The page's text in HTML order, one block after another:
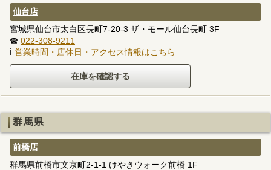
仙台店
宮城県仙台市太白区長町7-20-3 ザ・モール仙台長町 3F
☎ 022-308-9211
ℹ 営業時間・店休日・アクセス情報はこちら
群馬県
前橋店
群馬県前橋市文京町2-1-1 けやきウォーク前橋 1F